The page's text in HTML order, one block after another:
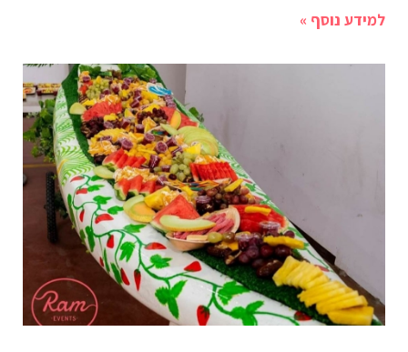
למידע נוסף »